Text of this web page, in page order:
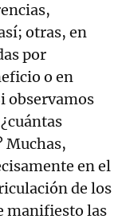
otras, en
por
o en
observamos
Muchas,
en el
de los
manifiesto las